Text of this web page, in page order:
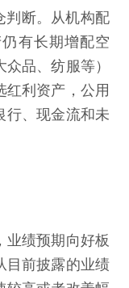
判断。从机构配
有长期增配空
品、纺服等）
红利资产，公用
行、现金流和未
业绩预期向好板
目前披露的业绩